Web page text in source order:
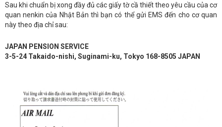
Sau khi chuẩn bị xong đầy đủ các giấy tờ cầ thiết theo yêu cầu của cơ
quan nenkin của Nhật Bản thì bạn có thể gửi EMS đến cho cơ quan
này theo địa chỉ sau:
JAPAN PENSION SERVICE
3-5-24 Takaido-nishi, Suginami-ku, Tokyo 168-8505 JAPAN